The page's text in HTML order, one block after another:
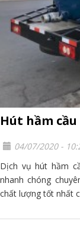
Hút hầm
04/07/2020 -
Dịch vụ hút hầm
nhanh chóng
chất lượng tốt nhất